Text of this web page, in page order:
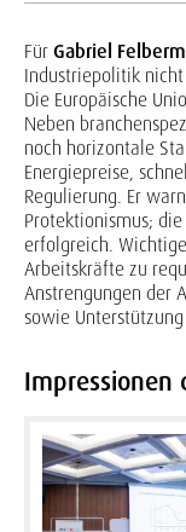
FürGabriel
Industriepolitik
Die Europäische
Neben
noch horizontale
Energiepreise,
Regulierung. Er
Protektionismus;
erfolgreich.
Arbeitskräfte zu
Anstrengungen der
sowie
Impressionen